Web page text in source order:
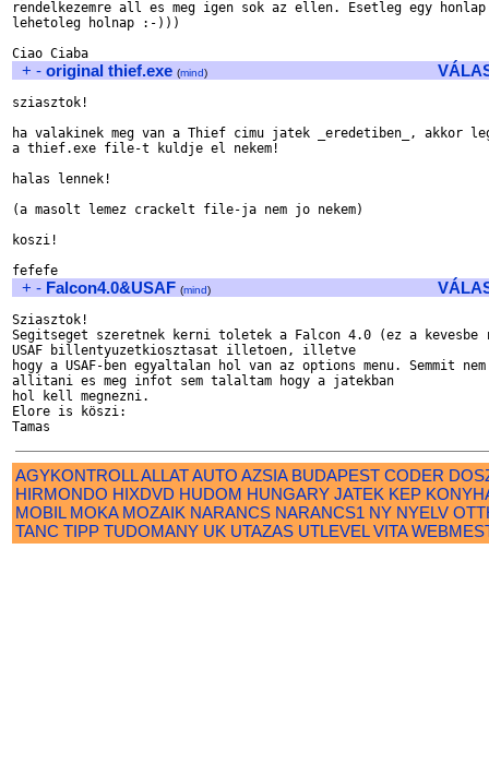
rendelkezemre all es meg igen sok az ellen. Esetleg egy
lehetoleg holnap :-)))
+ - original thief.exe (mind)
sziasztok!
ha valakinek meg van a Thief cimu jatek _eredetiben_, akkor
a thief.exe file-t kuldje el nekem!
halas lennek!
(a masolt lemez crackelt file-ja nem jo nekem)
koszi!
+ - Falcon4.0&USAF (mind)
Sziasztok!
Segitseget szeretnek kerni toletek a Falcon 4.0 (ez a kevesbe
USAF billentyuzetkiosztasat illetoen, illetve
hogy a USAF-ben egyaltalan hol van az options menu. Semmit
allitani es meg infot sem talaltam hogy a jatekban
hol kell megnezni.
Elore is köszi:
AGYKONTROLLALLATAUTO AZSIA BUDAPEST CODER
HIRMONDO HIXDVD HUDOM HUNGARY JATEK KEP
MOBIL MOKA MOZAIK NARANCS NARANCS1 NY NYELV
TANC TIPP TUDOMANY UK UTAZAS UTLEVEL VITA